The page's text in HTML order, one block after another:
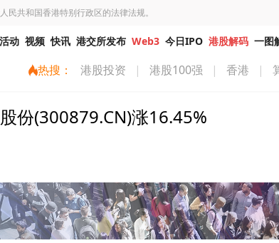
共和国香港特别行政区的法律法规。
活动 视频 快讯 港交所发布 Web3 今日IPO 港股解码 一图
热搜： 港股投资 | 港股100强 | 香港 |
份(300879.CN)涨16.45%